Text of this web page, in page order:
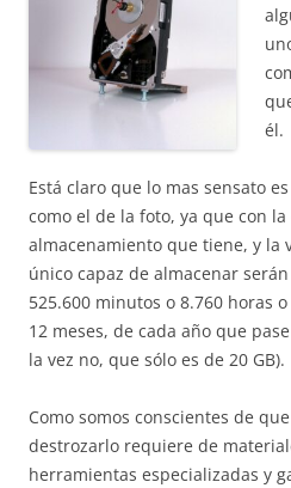
él.
Está claro que lo mas sensato
como el de la foto, ya que con
almacenamiento que tiene, y la
único capaz de almacenar
525.600 minutos o 8.760 horas
12 meses, de cada año que
la vez no, que sólo es de 20 GB).
Como somos conscientes de
destrozarlo requiere de
herramientas especializadas y